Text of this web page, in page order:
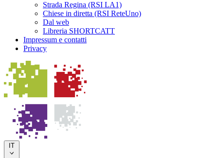
Strada Regina (RSI LA1)
Chiese in diretta (RSI ReteUno)
Dal web
Libreria SHORTCATT
Impressum e contatti
Privacy
IT